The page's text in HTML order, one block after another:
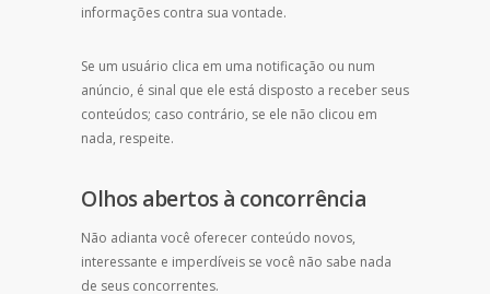
informações contra sua vontade.
Se um usuário clica em uma notificação ou num
anúncio, é sinal que ele está disposto a receber seus
conteúdos; caso contrário, se ele não clicou em
nada, respeite.
Olhos abertos à concorrência
Não adianta você oferecer conteúdo novos,
interessante e imperdíveis se você não sabe nada
de seus concorrentes.